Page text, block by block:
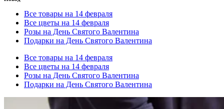
Все товары на 14 февраля
Все цветы на 14 февраля
Розы на День Святого Валентина
Подарки на День Святого Валентина
Все товары на 14 февраля
Все цветы на 14 февраля
Розы на День Святого Валентина
Подарки на День Святого Валентина